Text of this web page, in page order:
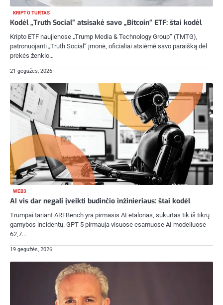
KRIPTO TURTAS
Kodėl „Truth Social“ atsisakė savo „Bitcoin“ ETF: štai kodėl
Kripto ETF naujienose „Trump Media & Technology Group“ (TMTG),
patronuojanti „Truth Social“ įmonė, oficialiai atsiėmė savo paraišką dėl
prekės ženklo…
21 gegužės, 2026
WEB3
AI vis dar negali įveikti budinčio inžinieriaus: štai kodėl
Trumpai tariant ARFBench yra pirmasis AI etalonas, sukurtas tik iš tikrų
gamybos incidentų. GPT-5 pirmauja visuose esamuose AI modeliuose
62,7…
19 gegužės, 2026